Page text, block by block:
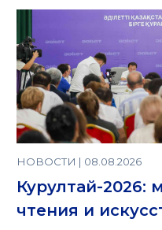
НОВОСТИ | 08.08.2026
Курултай-2026:
чтения и